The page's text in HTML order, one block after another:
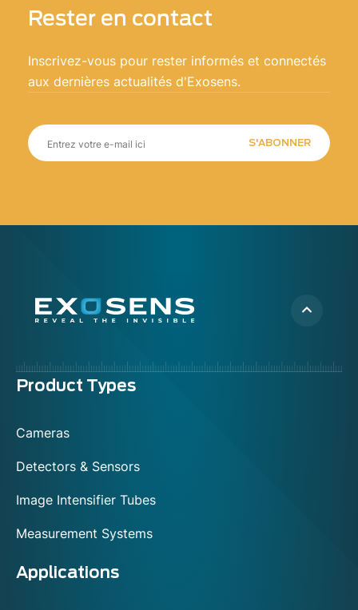
Rester en contact
Inscrivez-vous pour rester informés et connectés
aux dernières actualités d'Exosens.
S'ABONNER
Menu
Product Types
Cameras
Detectors & Sensors
Image Intensifier Tubes
Measurement Systems
Applications